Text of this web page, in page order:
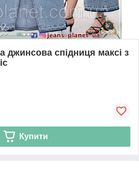
джинсова спідниця максі з
Купити